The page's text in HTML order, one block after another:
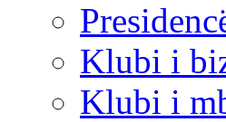
Klubi i
Klubi i